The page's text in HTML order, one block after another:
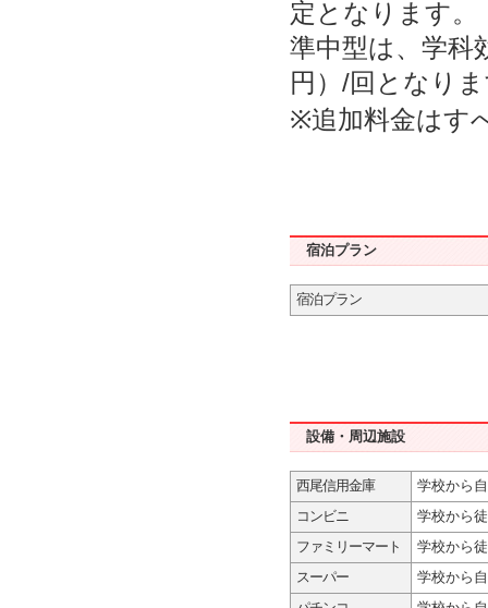
定となります。
準中型は、学科
円）/回となり
※追加料金はす
宿泊プラン
宿泊プラン
設備・周辺施設
西尾信用金庫
学校から
コンビニ
学校から
ファミリーマート
学校から
スーパー
学校から